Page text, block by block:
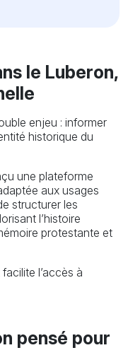
le Luberon,
enjeu : informer
historique du
une plateforme
aux usages
structurer les
l’histoire
protestante et
l’accès à
pensé pour